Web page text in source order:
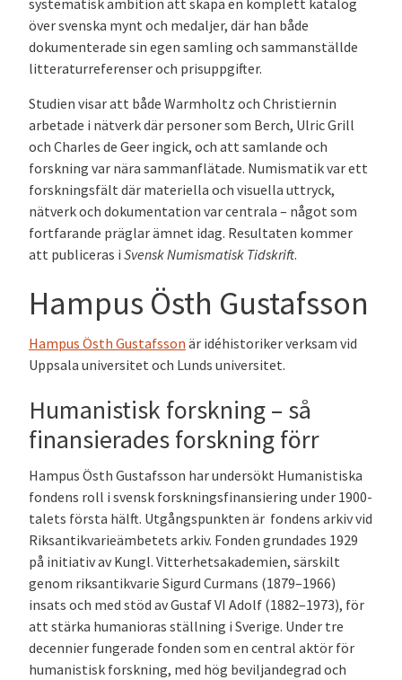
systematisk ambition att skapa en komplett katalog
över svenska mynt och medaljer, där han både
dokumenterade sin egen samling och sammanställde
litteraturreferenser och prisuppgifter.
Studien visar att både Warmholtz och Christiernin
arbetade i nätverk där personer som Berch, Ulric Grill
och Charles de Geer ingick, och att samlande och
forskning var nära sammanflätade. Numismatik var ett
forskningsfält där materiella och visuella uttryck,
nätverk och dokumentation var centrala – något som
fortfarande präglar ämnet idag. Resultaten kommer
att publiceras i Svensk Numismatisk Tidskrift.
Hampus Östh Gustafsson
Hampus Östh Gustafsson är idéhistoriker verksam vid
Uppsala universitet och Lunds universitet.
Humanistisk forskning – så
finansierades forskning förr
Hampus Östh Gustafsson har undersökt Humanistiska
fondens roll i svensk forskningsfinansiering under 1900-
talets första hälft. Utgångspunkten är fondens arkiv vid
Riksantikvarieämbetets arkiv. Fonden grundades 1929
på initiativ av Kungl. Vitterhetsakademien, särskilt
genom riksantikvarie Sigurd Curmans (1879–1966)
insats och med stöd av Gustaf VI Adolf (1882–1973), för
att stärka humanioras ställning i Sverige. Under tre
decennier fungerade fonden som en central aktör för
humanistisk forskning, med hög beviljandegrad och